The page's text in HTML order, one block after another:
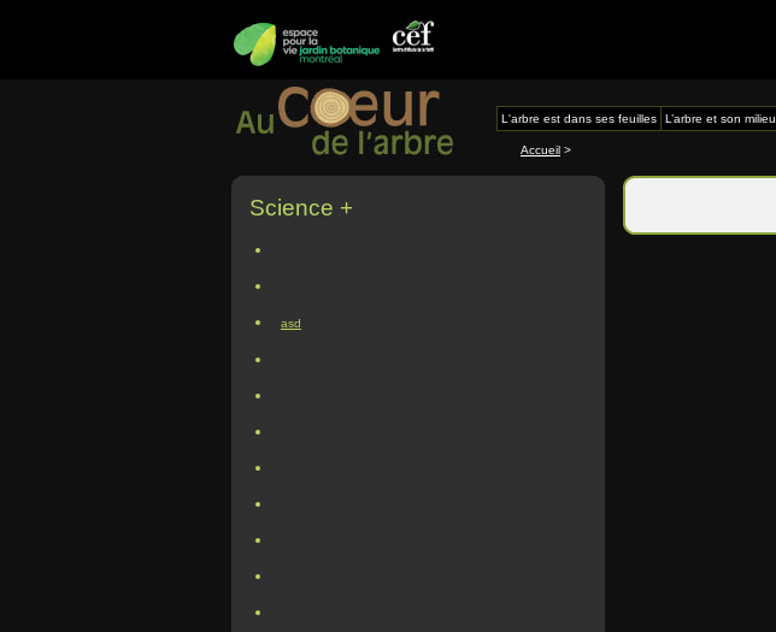
L'arbre est dans ses feuilles L’arbre et son milieu
Accueil >
Science +
asd